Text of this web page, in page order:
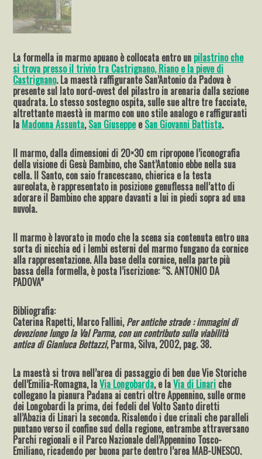
La formella in marmo apuano è collocata entro un pilastrino che
si trova presso il trivio tra Castrignano, Riano e la pieve di
Castrignano. La maestà raffigurante San’Antonio da Padova è
presente sul lato nord-ovest del pilastro in arenaria dalla sezione
quadrata. Lo stesso sostegno ospita, sulle sue altre tre facciate,
altrettante maestà in marmo con uno stile analogo e raffiguranti
la Madonna Assunta,San GiuseppeeSan Giovanni Battista.
Il marmo, dalla dimensioni di 20×30 cm ripropone l’iconografia
della visione di Gesù Bambino, che Sant’Antonio ebbe nella sua
cella. Il Santo, con saio francescano, chierica e la testa
aureolata, è rappresentato in posizione genuflessa nell’atto di
adorare il Bambino che appare davanti a lui in piedi sopra ad una
nuvola.
Il marmo è lavorato in modo che la scena sia contenuta entro una
sorta di nicchia ed i lembi esterni del marmo fungano da cornice
alla rappresentazione. Alla base della cornice, nella parte più
bassa della formella, è posta l’iscrizione: “S. ANTONIO DA
PADOVA”
Bibliografia:
Caterina Rapetti, Marco Fallini,Per antiche strade : immagini di
devozione lungo la Val Parma, con un contributo sulla viabilità
antica di Gianluca Bottazzi, Parma, Silva, 2002, pag. 38.
La maestà si trova nell’area di passaggio di ben due Vie Storiche
dell’Emilia-Romagna, laVia Longobarda, e laVia di Linari che
collegano la pianura Padana ai centri oltre Appennino, sulle orme
dei Longobardi la prima, dei fedeli del Volto Santo diretti
all’Abazia di Linari la seconda. Risalendo i due crinali che paralleli
puntano verso il confine sud della regione, entrambe attraversano
Parchi regionali e il Parco Nazionale dell’Appennino Tosco-
Emiliano, ricadendo per buona parte dentro l’area MAB-UNESCO.